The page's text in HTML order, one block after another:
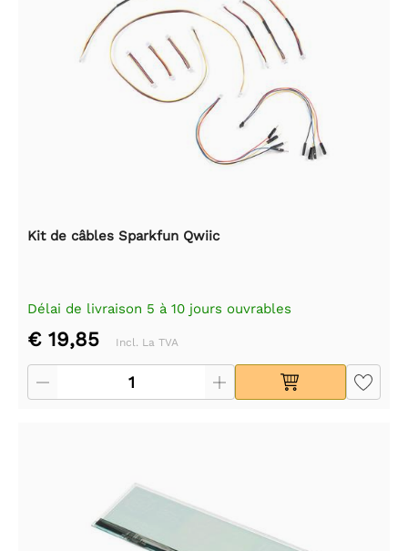
Kit de câbles Sparkfun Qwiic
Délai de livraison 5 à 10 jours ouvrables
€ 19,85 Incl. La TVA